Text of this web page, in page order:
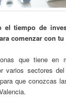
el tiempo de
comenzar con tu
que tiene en
varios sectores
que conozcas